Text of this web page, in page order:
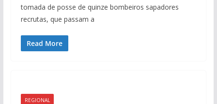
tomada de posse de quinze bombeiros sapadores
recrutas, que passam a
Read More
REGIONAL